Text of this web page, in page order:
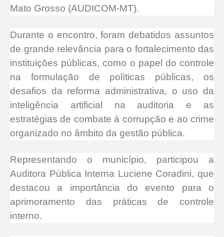
Mato Grosso (AUDICOM-MT).
Durante o encontro, foram debatidos assuntos
de grande relevância para o fortalecimento das
instituições públicas, como o papel do controle
na formulação de políticas públicas, os
desafios da reforma administrativa, o uso da
inteligência artificial na auditoria e as
estratégias de combate à corrupção e ao crime
organizado no âmbito da gestão pública.
Representando o município, participou a
Auditora Pública Interna Luciene Coradini, que
destacou a importância do evento para o
aprimoramento das práticas de controle
interno.